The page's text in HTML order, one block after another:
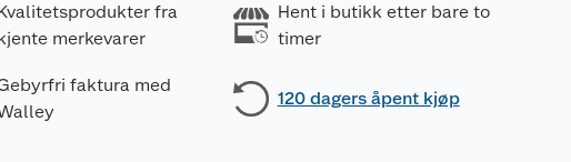
fra
merkevarer
Hent i butikk etter bare to
timer
faktura med
120 dagers åpent kjøp